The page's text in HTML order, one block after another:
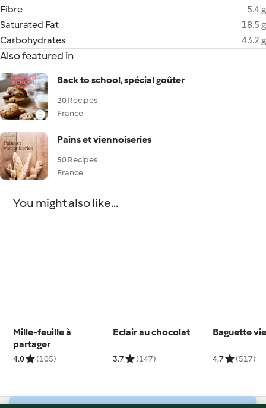
Fibre
5.4 g
Saturated Fat
18.5 g
Carbohydrates
43.2 g
Also featured in
Back to school, spécial goûter
20 Recipes
France
Pains et viennoiseries
50 Recipes
France
You might also like...
Mille-feuille à
partager
4.0 (105)
Eclair au chocolat
3.7 (147)
Baguette
4.7 (517)